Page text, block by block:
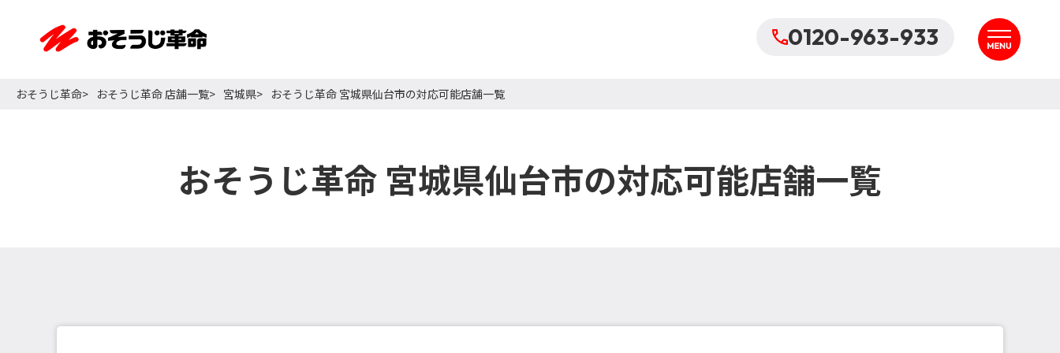
0120-963-933
おそうじ革命 おそうじ革命 店舗一覧 宮城県 おそうじ革命 宮城県仙台市の対応可能店舗一覧
おそうじ革命 宮城県仙台市の対応可能店舗一覧